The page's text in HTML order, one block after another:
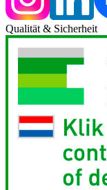
Qualität & Sicherheit